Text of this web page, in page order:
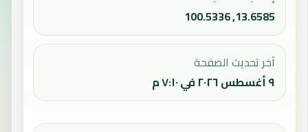
13.6585, 100.5336
آخر تحديث الصفحة
٩ أغسطس ٢٠٢٦ في ٧:١٠ م